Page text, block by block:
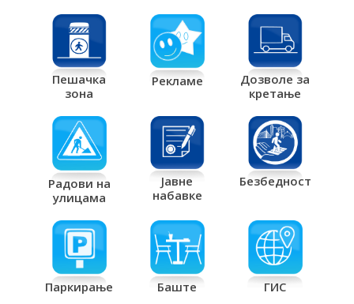
Пешачка
зона
Рекламе
Дозволе за
кретање
Радови на
улицама
Јавне
набавке
Безбедност
Паркирање Баште ГИС